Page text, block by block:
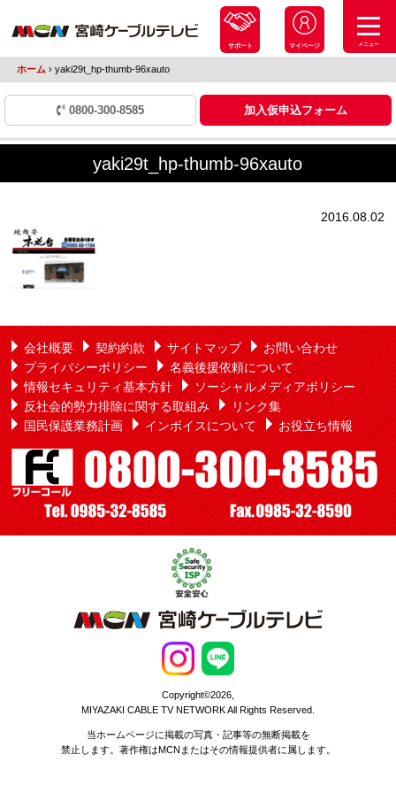
サポート マイページ メニュー
ホーム ›yaki29t_hp-thumb-96xauto
0800-300-8585 加入仮申込フォーム
yaki29t_hp-thumb-96xauto
2016.08.02
会社概要 契約約款 サイトマップ
お問い合わせ
プライバシーポリシー
名義後援依頼について
情報セキュリティ基本方針
ソーシャルメディアポリシー
反社会的勢力排除に関する取組み
リンク集
国民保護業務計画
インボイスについて お役立ち情報
Copyright©2026,
MIYAZAKI CABLE TV NETWORK All Rights Reserved.
当ホームページに掲載の写真・記事等の無断掲載を
禁止します。著作権はMCNまたはその情報提供者に属します。